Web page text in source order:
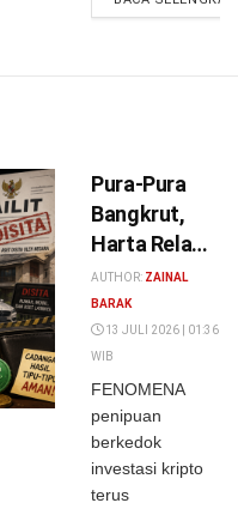
Pura-Pura
Bangkrut,
Harta Rela
Disita,
Cadangan
Hasil Tipu-
Tipu Masih
Aman?
AUTHOR: ZAINAL
BARAK
13 JULI 2026 | 01:36
WIB
FENOMENA
penipuan
berkedok
investasi kripto
terus